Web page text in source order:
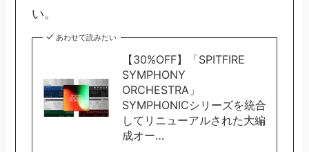
い。
あわせて読みたい
【30%OFF】「SPITFIRE
SYMPHONY
ORCHESTRA」
SYMPHONICシリーズを統合
してリニューアルされた大編
成オー…